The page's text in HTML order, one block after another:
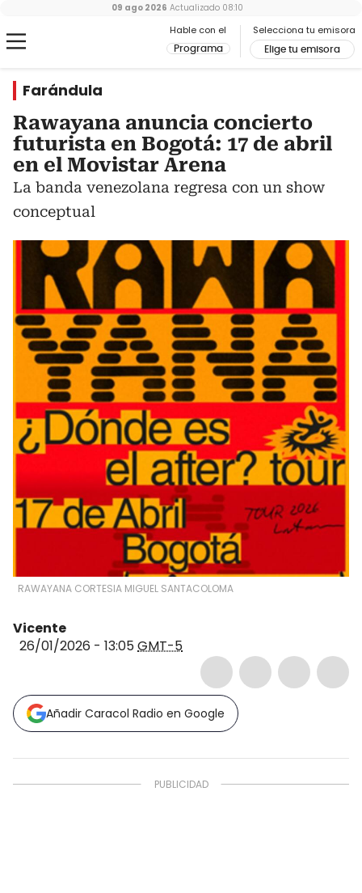
Hable con el
Programa
Selecciona tu emisora
Elige tu emisora
09 ago 2026 Actualizado 08:10
Farándula
Rawayana anuncia concierto
futurista en Bogotá: 17 de abril
en el Movistar Arena
La banda venezolana regresa con un show
conceptual
RAWAYANA CORTESIA MIGUEL SANTACOLOMA
Vicente
26/01/2026 - 13:05GMT-5
Añadir Caracol Radio en Google